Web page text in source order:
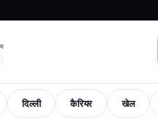
दिल्ली कैरियर खेल
News Career Sports